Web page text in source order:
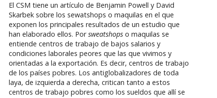
El CSM tiene un artículo de Benjamin Powell y David
Skarbek sobre los sewatshops o maquilas en el que
exponen los principales resultados de un estudio que
han elaborado ellos. Porsweatshopso maquilas se
entiende centros de trabajo de bajos salarios y
condiciones laborales peores que las que vivimos y
orientadas a la exportación. Es decir, centros de trabajo
de los países pobres. Los antiglobalizadores de toda
laya, de izquierda a derecha, critican tanto a estos
centros de trabajo pobres como los sueldos que allí se